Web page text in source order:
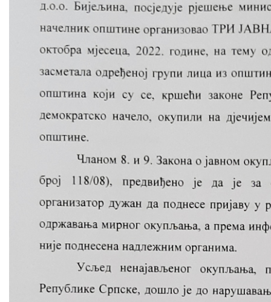
ФИНАНСИЈЕ
ПРИВРЕДА
Пољопривреда
Туризам
Спорт
КОНТАКТ